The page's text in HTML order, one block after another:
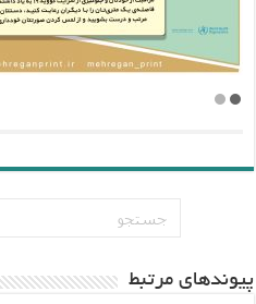
پيوندهاي مرتبط